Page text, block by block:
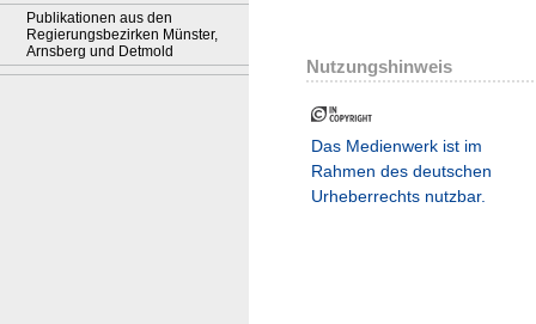
Publikationen aus den
Regierungsbezirken Münster,
Arnsberg und Detmold
Nutzungshinweis
Das Medienwerk ist im
Rahmen des deutschen
Urheberrechts nutzbar.